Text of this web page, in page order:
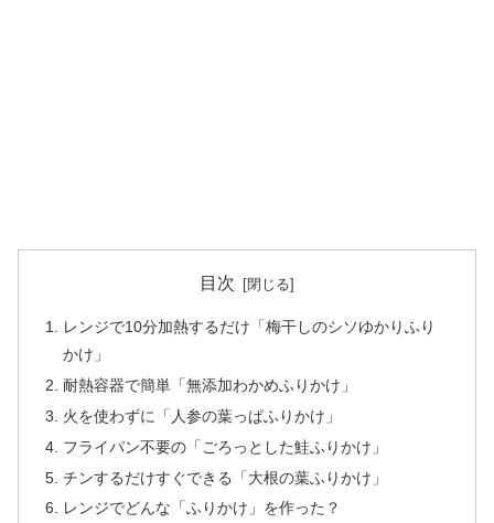
目次
レンジで10分加熱するだけ「梅干しのシソゆかりふり
かけ」
耐熱容器で簡単「無添加わかめふりかけ」
火を使わずに「人参の葉っぱふりかけ」
フライパン不要の「ごろっとした鮭ふりかけ」
チンするだけすぐできる「大根の葉ふりかけ」
レンジでどんな「ふりかけ」を作った？